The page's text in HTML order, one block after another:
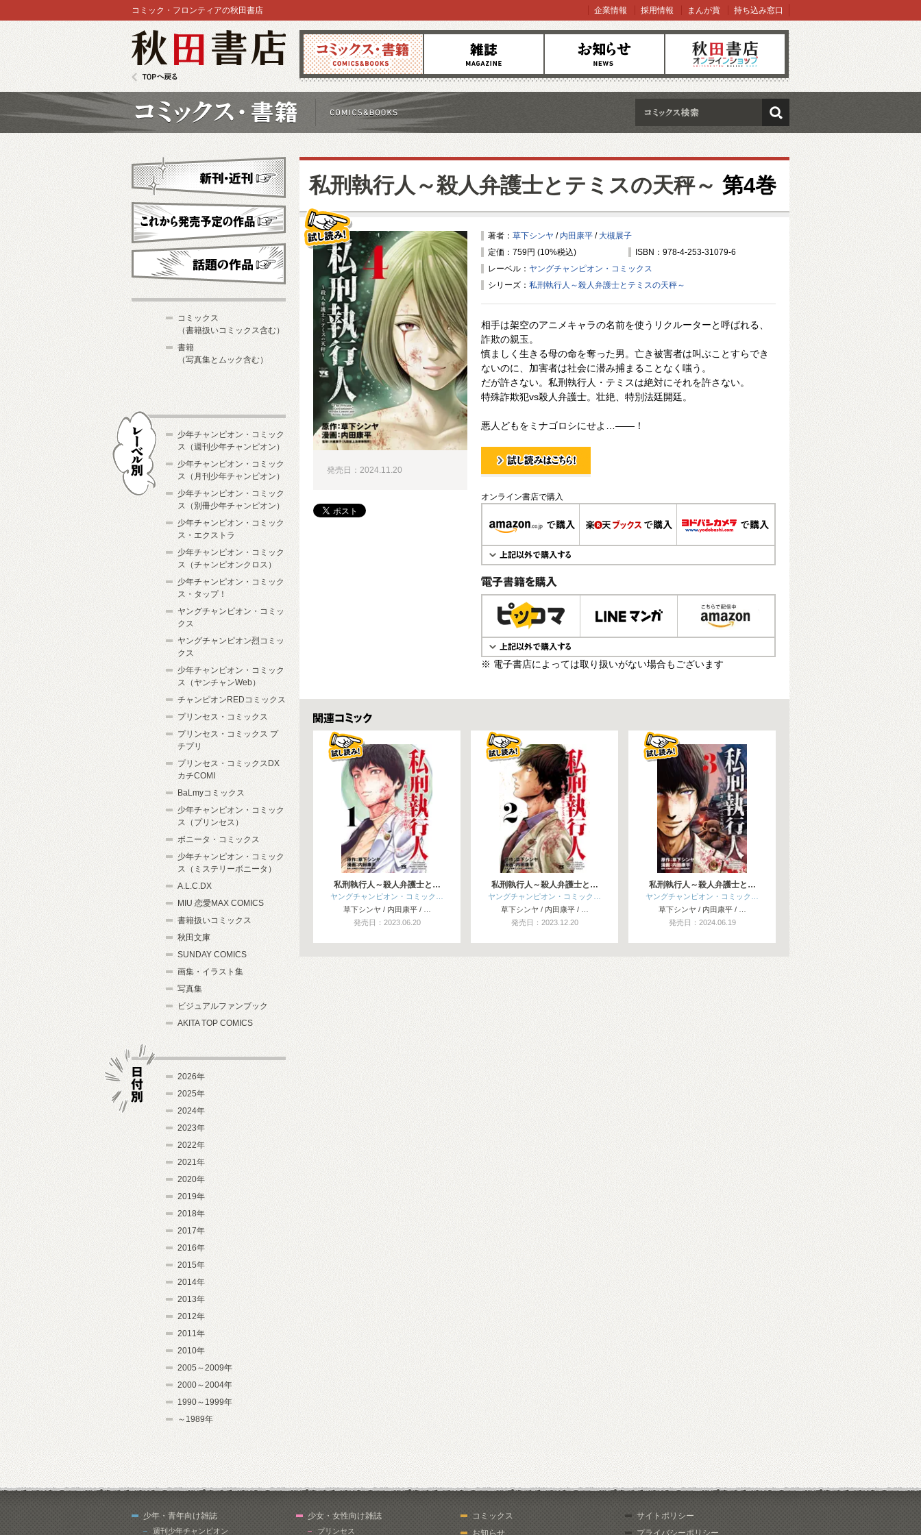
コミックス 雑誌 お知らせ オンラインショップ
コミック・フロンティアの秋田書店 企業情報 採用情報 まんが賞 持ち込み窓口
検索
私刑執行人～殺人弁護士とテミスの天秤～ 第4巻
著者： 草下シンヤ / 内田康平 / 大槻展子
定価：759円 (10%税込)
ISBN：978-4-253-31079-6
レーベル： ヤングチャンピオン・コミックス
シリーズ： 私刑執行人～殺人弁護士とテミスの天秤～
相手は架空のアニメキャラの名前を使うリクルーターと呼ばれる、
詐欺の親玉。
慎ましく生きる母の命を奪った男。亡き被害者は叫ぶことすらでき
ないのに、加害者は社会に潜み捕まることなく嗤う。
だが許さない。私刑執行人・テミスは絶対にそれを許さない。
特殊詐欺犯vs殺人弁護士。壮絶、特別法廷開廷。
悪人どもをミナゴロシにせよ…――！
試し読み！
オンライン書店で購入
電子書籍で購入
※ 電子書店によっては取り扱いがない場合もございます
発売日：2024.11.20
関連コミックス
私刑執行人～殺人弁護士と…
ヤングチャンピオン・コミック…
草下シンヤ / 内田康平 / …
発売日：2023.06.20
私刑執行人～殺人弁護士と…
ヤングチャンピオン・コミック…
草下シンヤ / 内田康平 / …
発売日：2023.12.20
私刑執行人～殺人弁護士と…
ヤングチャンピオン・コミック…
草下シンヤ / 内田康平 / …
発売日：2024.06.19
新刊・近刊
これから発売予定
コミックス
（書籍扱いコミックス含む）
書籍
（写真集とムック含む）
少年チャンピオン・コミック
ス（週刊少年チャンピオン）
少年チャンピオン・コミック
ス（月刊少年チャンピオン）
少年チャンピオン・コミック
ス（別冊少年チャンピオン）
少年チャンピオン・コミック
ス・エクストラ
少年チャンピオン・コミック
ス（チャンピオンクロス）
少年チャンピオン・コミック
ス・タップ！
ヤングチャンピオン・コミッ
クス
ヤングチャンピオン烈コミッ
クス
少年チャンピオン・コミック
ス（ヤンチャンWeb）
チャンピオンREDコミックス
プリンセス・コミックス
プリンセス・コミックス プ
チプリ
プリンセス・コミックスDX
カチCOMI
BaLmyコミックス
少年チャンピオン・コミック
ス（プリンセス）
ボニータ・コミックス
少年チャンピオン・コミック
ス（ミステリーボニータ）
A.L.C.DX
MIU 恋愛MAX COMICS
書籍扱いコミックス
秋田文庫
SUNDAY COMICS
画集・イラスト集
写真集
ビジュアルファンブック
AKITA TOP COMICS
2026年
2025年
2024年
2023年
2022年
2021年
2020年
2019年
2018年
2017年
2016年
2015年
2014年
2013年
2012年
2011年
2010年
2005～2009年
2000～2004年
1990～1999年
～1989年
少年・青年向け雑誌
週刊少年チャンピオン
少女・女性向け雑誌
プリンセス
コミックス
お知らせ
サイトポリシー
プライバシーポリシー